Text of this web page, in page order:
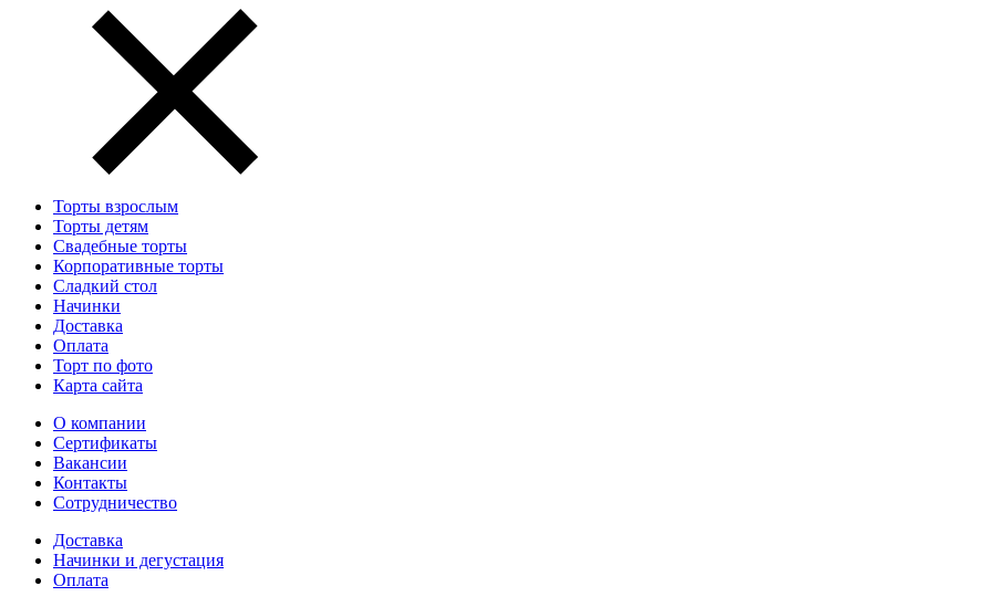
Торты взрослым
Торты детям
Свадебные торты
Корпоративные торты
Сладкий стол
Начинки
Доставка
Оплата
Торт по фото
Карта сайта
О компании
Сертификаты
Вакансии
Контакты
Сотрудничество
Доставка
Начинки и дегустация
Оплата